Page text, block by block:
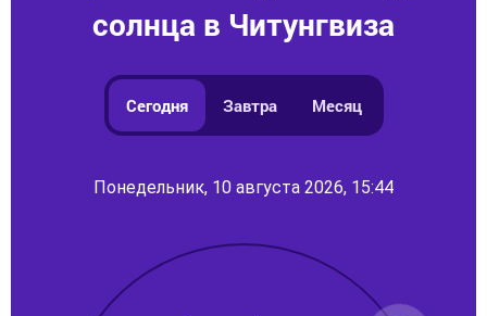
солнца в Читунгвиза
Сегодня Завтра Месяц
Понедельник, 10 августа 2026, 15:44